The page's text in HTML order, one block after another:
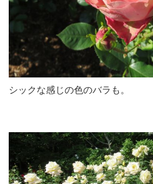
シックな感じの色のバラも。